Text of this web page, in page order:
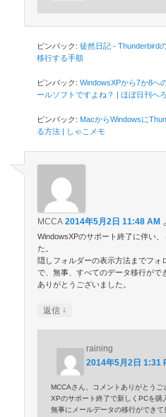
ピンバック:徒然日記 - Thunderbird
移行する手順
ピンバック:WindowsXPから7か8へ
ールソフトですよね？ | ほぼ日刊へ
ピンバック: MacからWindowsに
る方法 | しゃこメモ
MCCA 2014年5月2日 11:48 AM
WindowsXPのサポート終了に伴い
た。
隠しフォルダーの表示方法までフォ
で、無事、すべてのデータ移行がで
ありがとうございました。
返信 ↓
raining
2014年5月2日 1:31
MCCAさん、コメントありがとうご
XPのサポート終了で新しくPCを購
無事にメールデータの移行ができて